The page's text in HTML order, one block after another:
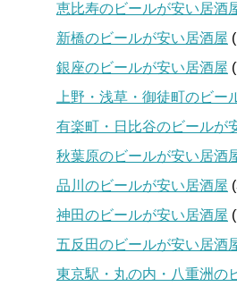
恵比寿のビールが安い居酒
新橋のビールが安い居酒屋
銀座のビールが安い居酒屋
上野・浅草・御徒町のビー
有楽町・日比谷のビールが
秋葉原のビールが安い居酒
品川のビールが安い居酒屋
神田のビールが安い居酒屋
五反田のビールが安い居酒
東京駅・丸の内・八重洲の